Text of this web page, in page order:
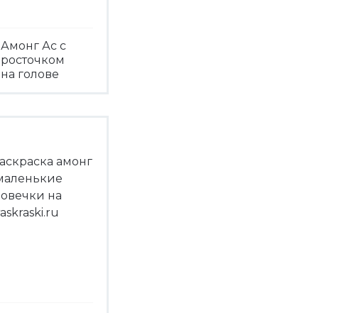
Амонг Ас с
росточком
на голове